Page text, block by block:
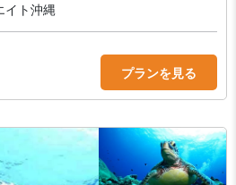
イト沖縄
プランを見る